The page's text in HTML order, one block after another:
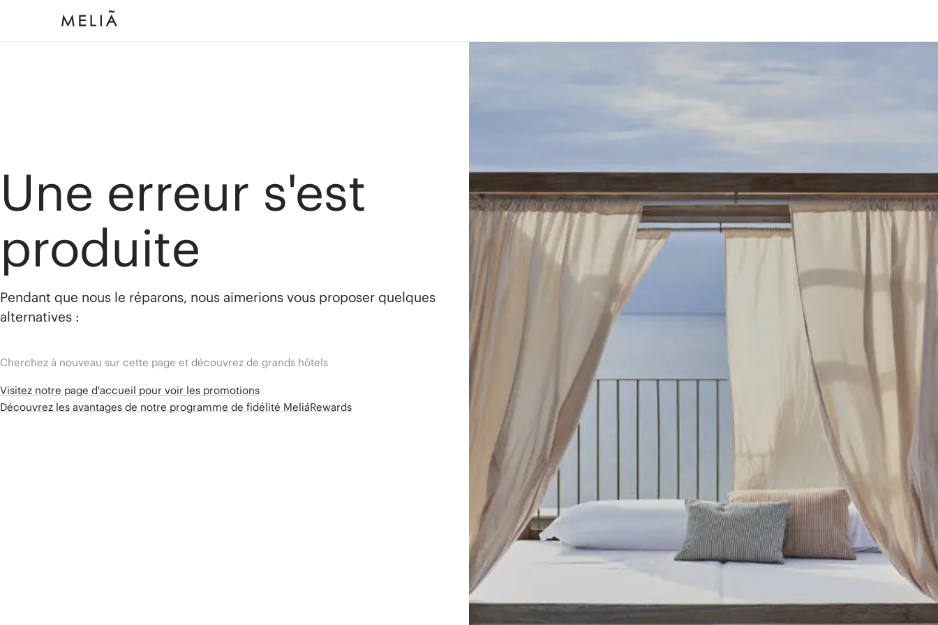
Une erreur s'est
produite
Pendant que nous le réparons, nous aimerions vous proposer quelques
alternatives :
Cherchez à nouveau sur cette page et découvrez de grands hôtels
Visitez notre page d'accueil pour voir les promotions
Découvrez les avantages de notre programme de fidélité MeliáRewards